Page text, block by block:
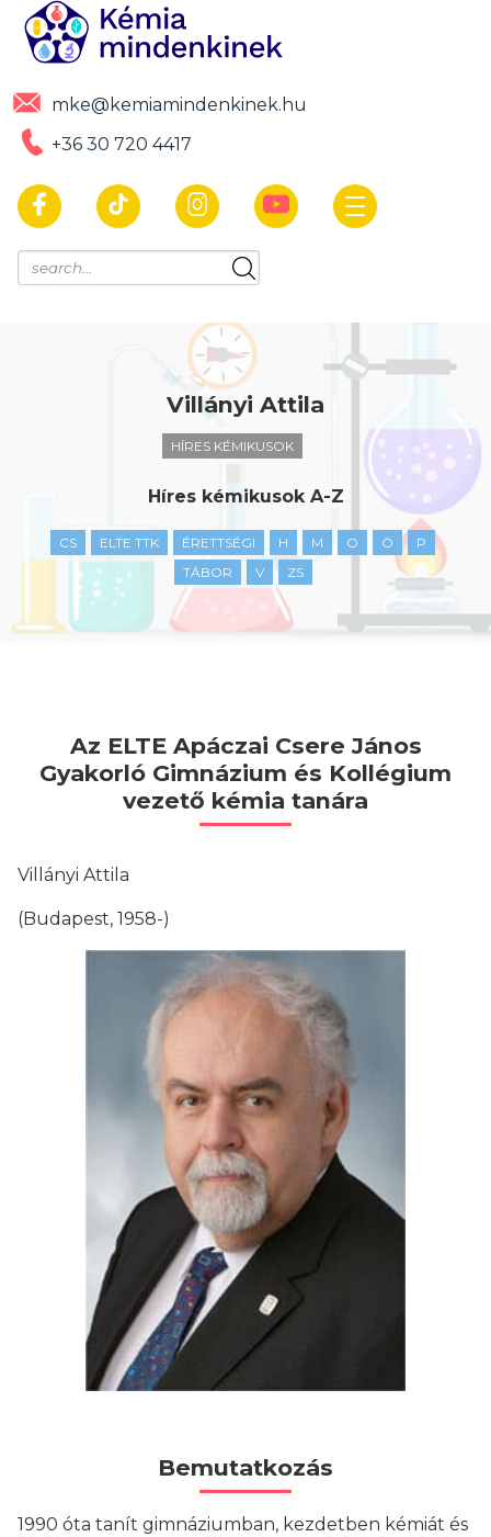
mke@kemiamindenkinek.hu
+36 30 720 4417
Villányi Attila
HÍRES KÉMIKUSOK
Híres kémikusok A-Z
CS ELTE TTK ÉRETTSÉGI H M O Ö
P
TÁBOR
V ZS
Az ELTE Apáczai Csere János
Gyakorló Gimnázium és Kollégium
vezető kémia tanára
Villányi Attila
(Budapest, 1958-)
Bemutatkozás
1990 óta tanít gimnáziumban, kezdetben kémiát és